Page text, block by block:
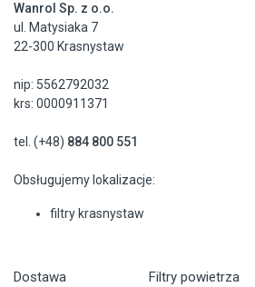
Wanrol Sp. z o.o.
ul. Matysiaka 7
22-300 Krasnystaw
nip: 5562792032
krs: 0000911371
tel. (+48) 884 800 551
Obsługujemy lokalizacje:
filtry krasnystaw
Dostawa Filtry powietrza